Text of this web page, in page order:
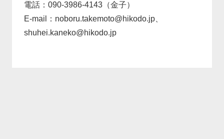
電話：090-3986-4143（金子）
E-mail：noboru.takemoto@hikodo.jp、
shuhei.kaneko@hikodo.jp